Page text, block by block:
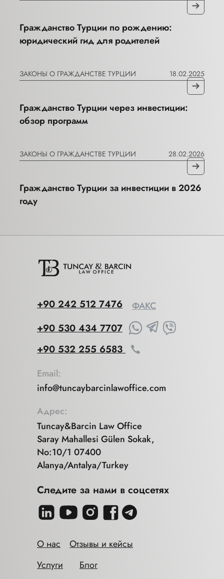
Гражданство Турции по рождению:
юридический гид для родителей
ЗАКОНЫ О ГРАЖДАНСТВЕ ТУРЦИИ 18.02.2025
Гражданство Турции через инвестиции:
обзор программ
ЗАКОНЫ О ГРАЖДАНСТВЕ ТУРЦИИ 28.02.2026
Гражданство Турции за инвестиции в 2026
году
+90 242 512 7476 ФАКС
+90 530 434 7707
+90 532 255 6583
Следите за нами в соцсетях
Email:
info@tuncaybarcinlawoffice.com
Адрес:
Tuncay&Barcin Law Office
Saray Mahallesi Gülen Sokak,
No:10/1 07400
Alanya/Antalya/Turkey
О нас
Услуги
Отзывы и кейсы
Блог